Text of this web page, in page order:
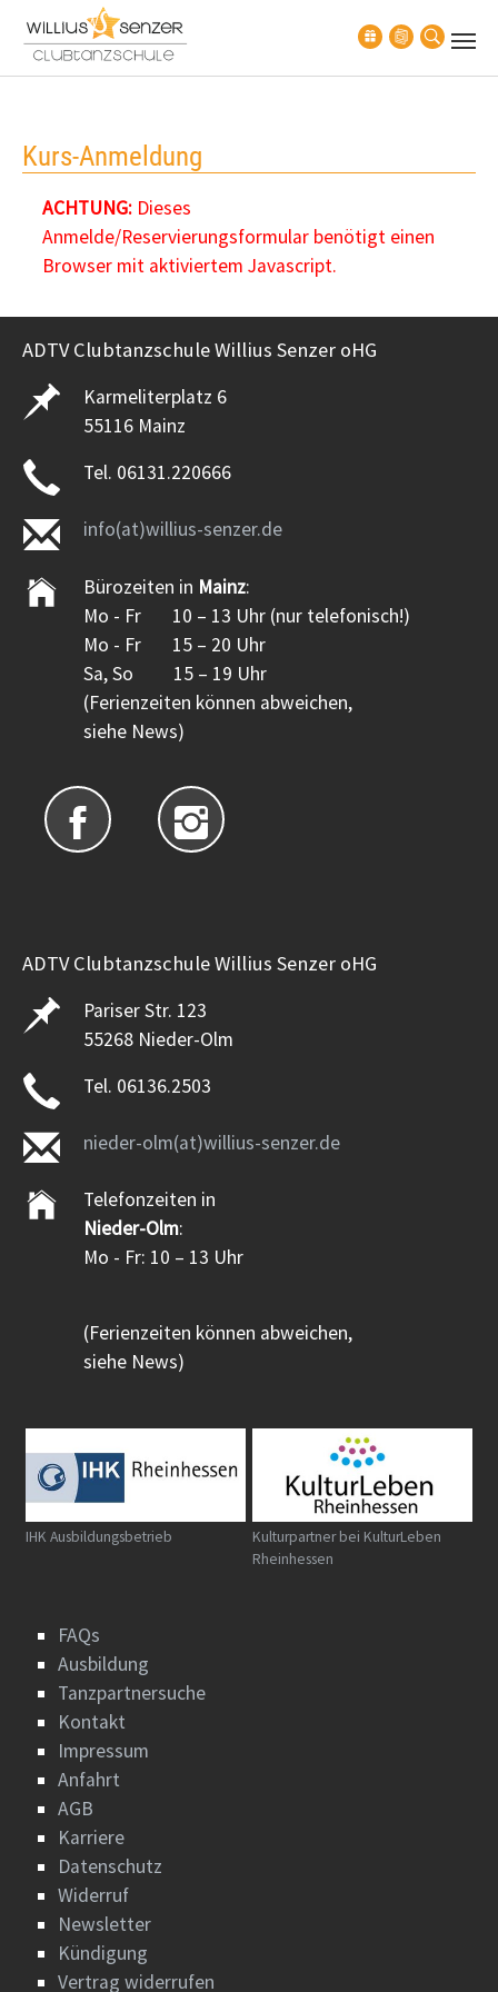
Zum Hauptinhalt springen
Kurs-Anmeldung
ACHTUNG:Dieses
Anmelde/Reservierungsformular benötigt einen
Browser mit aktiviertem Javascript.
ADTV Clubtanzschule Willius Senzer oHG
Karmeliterplatz 6
55116 Mainz
Tel. 06131.220666
info(at)willius-senzer.de
Bürozeiten in Mainz:
Mo - Fr 10 – 13 Uhr (nur telefonisch!)
Mo - Fr 15 – 20 Uhr
Sa, So 15 – 19 Uhr
(Ferienzeiten können abweichen,
siehe News)
ADTV Clubtanzschule Willius Senzer oHG
Pariser Str. 123
55268 Nieder-Olm
Tel. 06136.2503
nieder-olm(at)willius-senzer.de
Telefonzeiten in
Nieder-Olm:
Mo - Fr: 10 – 13 Uhr
(Ferienzeiten können abweichen,
siehe News)
IHK Ausbildungsbetrieb
Kulturpartner bei KulturLeben
Rheinhessen
FAQs
Ausbildung
Tanzpartnersuche
Kontakt
Impressum
Anfahrt
AGB
Karriere
Datenschutz
Widerruf
Newsletter
Kündigung
Vertrag widerrufen